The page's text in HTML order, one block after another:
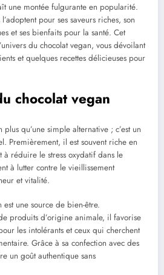
une montée fulgurante en popularité.
pour ses saveurs riches, son
et ses bienfaits pour la santé. Cet
du chocolat vegan, vous dévoilant
et quelques recettes délicieuses pour
chocolat vegan
qu’une simple alternative ; c’est un
Premièrement, il est souvent riche en
à réduire le stress oxydatif dans le
à lutter contre le vieillissement
et vitalité.
une source de bien-être.
produits d’origine animale, il favorise
les intolérants et ceux qui cherchent
Grâce à sa confection avec des
un goût authentique sans